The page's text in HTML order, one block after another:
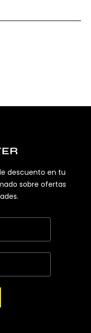
descuento en tu
sobre ofertas